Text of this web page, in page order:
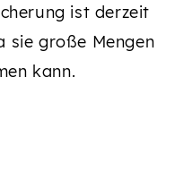
ist derzeit
sie große Mengen
kann.